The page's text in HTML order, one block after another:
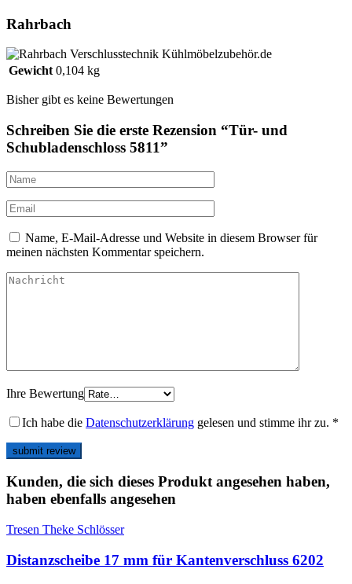
Rahrbach
Gewicht 0,104 kg
Bisher gibt es keine Bewertungen
Schreiben Sie die erste Rezension “Tür- und
Schubladenschloss 5811”
Name, E-Mail-Adresse und Website in diesem Browser für
meinen nächsten Kommentar speichern.
Ihre Bewertung
Ich habe die Datenschutzerklärung gelesen und stimme ihr zu. *
Kunden, die sich dieses Produkt angesehen haben,
haben ebenfalls angesehen
Tresen Theke Schlösser
Distanzscheibe 17 mm für Kantenverschluss 6202